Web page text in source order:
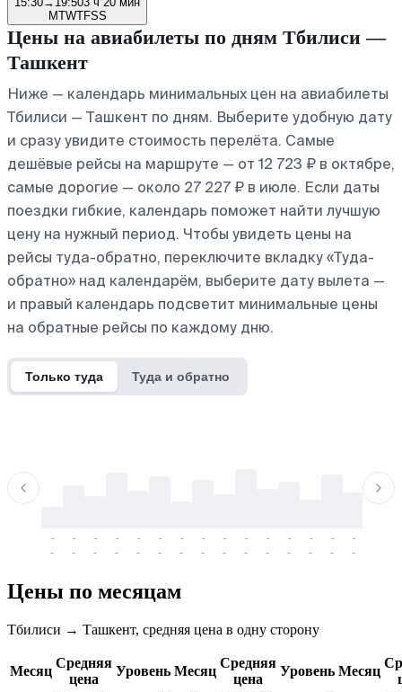
MTWTFSS
Цены на авиабилеты по дням Тбилиси —
Ташкент
Ниже — календарь минимальных цен на авиабилеты
Тбилиси — Ташкент по дням. Выберите удобную дату
и сразу увидите стоимость перелёта. Самые
дешёвые рейсы на маршруте — от 12 723 ₽ в октябре,
самые дорогие — около 27 227 ₽ в июле. Если даты
поездки гибкие, календарь поможет найти лучшую
цену на нужный период. Чтобы увидеть цены на
рейсы туда-обратно, переключите вкладку «Туда-
обратно» над календарём, выберите дату вылета —
и правый календарь подсветит минимальные цены
на обратные рейсы по каждому дню.
Только туда Туда и обратно
-
-
-
-
-
-
-
-
-
-
-
-
-
-
-
-
-
-
-
-
-
-
-
-
-
-
-
-
-
-
Цены по месяцам
Тбилиси → Ташкент, средняя цена в одну сторону
Месяц
Средняя
цена
Уровень Месяц
Средняя
цена
Уровень Месяц